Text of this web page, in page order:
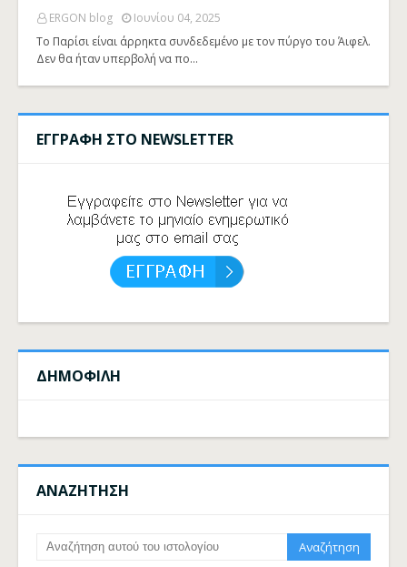
ERGON blog
Ιουνίου 04, 2025
Το Παρίσι είναι άρρηκτα συνδεδεμένο με τον πύργο του Άιφελ.
Δεν θα ήταν υπερβολή να πο…
ΕΓΓΡΑΦΗ ΣΤΟ NEWSLETTER
ΔΗΜΟΦΙΛΗ
ΑΝΑΖΗΤΗΣΗ